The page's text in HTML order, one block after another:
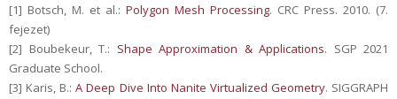
[1] Botsch, M. et al.: Polygon Mesh Processing. CRC Press. 2010. (7.
fejezet)
[2] Boubekeur, T.: Shape Approximation & Applications. SGP 2021
Graduate School.
[3] Karis, B.:A Deep Dive Into Nanite Virtualized Geometry. SIGGRAPH